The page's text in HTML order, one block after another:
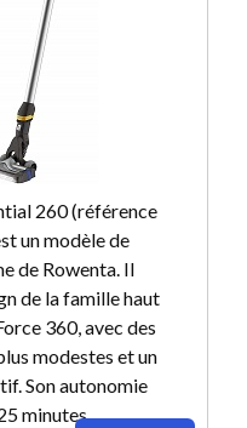
260 (référence
un modèle de
de Rowenta. Il
de la famille haut
360, avec des
modestes et un
Son autonomie
minutes.